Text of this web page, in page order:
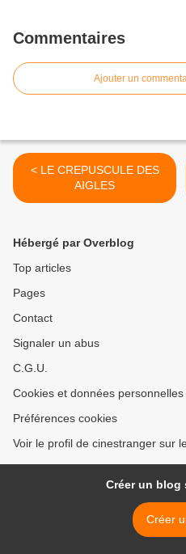
Commentaires
Ajouter un
< LE CREPUSCULE DES
AIGLES
Hébergé par Overblog
Top articles
Pages
Contact
Signaler un abus
C.G.U.
Cookies et données personnelles
Préférences cookies
Voir le profil de cinestranger sur
Créer un blog
Créer